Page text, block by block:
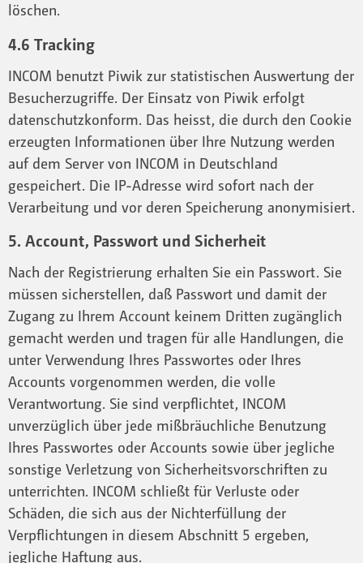
löschen.
4.6 Tracking
INCOM benutzt Piwik zur statistischen Auswertung der
Besucherzugriffe. Der Einsatz von Piwik erfolgt
datenschutzkonform. Das heisst, die durch den Cookie
erzeugten Informationen über Ihre Nutzung werden
auf dem Server von INCOM in Deutschland
gespeichert. Die IP-Adresse wird sofort nach der
Verarbeitung und vor deren Speicherung anonymisiert.
5. Account, Passwort und Sicherheit
Nach der Registrierung erhalten Sie ein Passwort. Sie
müssen sicherstellen, daß Passwort und damit der
Zugang zu Ihrem Account keinem Dritten zugänglich
gemacht werden und tragen für alle Handlungen, die
unter Verwendung Ihres Passwortes oder Ihres
Accounts vorgenommen werden, die volle
Verantwortung. Sie sind verpflichtet, INCOM
unverzüglich über jede mißbräuchliche Benutzung
Ihres Passwortes oder Accounts sowie über jegliche
sonstige Verletzung von Sicherheitsvorschriften zu
unterrichten. INCOM schließt für Verluste oder
Schäden, die sich aus der Nichterfüllung der
Verpflichtungen in diesem Abschnitt 5 ergeben,
jegliche Haftung aus.